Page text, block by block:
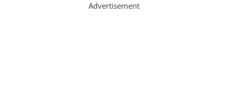
Advertisement